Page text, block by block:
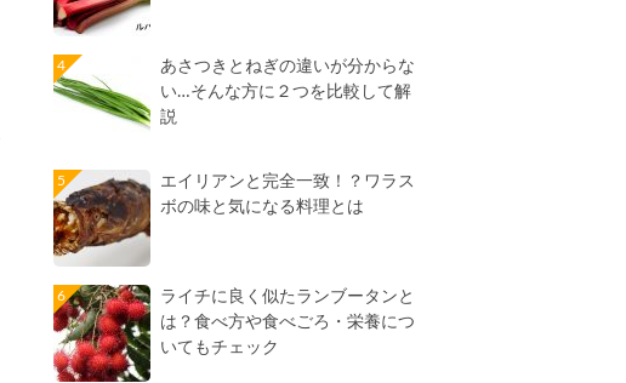
あさつきとねぎの違いが分からな
い…そんな方に２つを比較して解
説
エイリアンと完全一致！？ワラス
ボの味と気になる料理とは
ライチに良く似たランブータンと
は？食べ方や食べごろ・栄養につ
いてもチェック